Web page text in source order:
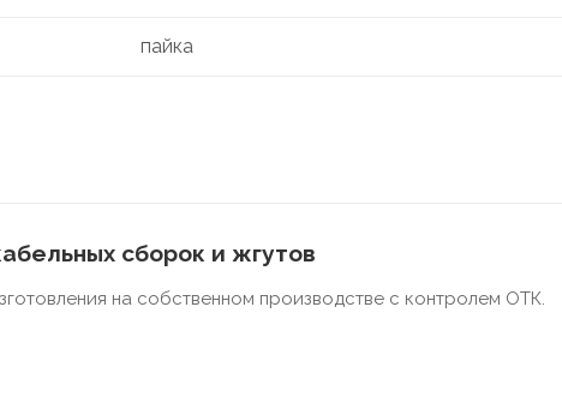
пайка
сборок и жгутов
на собственном производстве с контролем ОТК.